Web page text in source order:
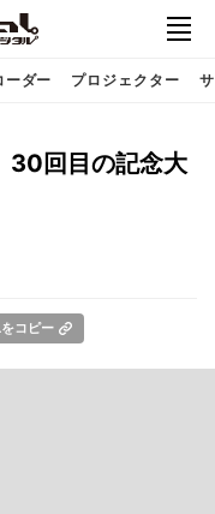
ダー プロジェクター
30回目の記念大
コピー